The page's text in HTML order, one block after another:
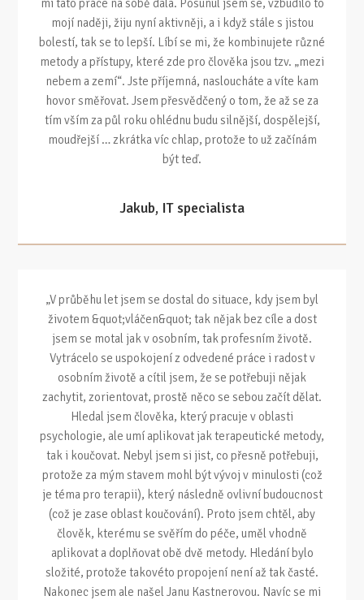
mi tato práce na sobě dala. Posunul jsem se, vzbudilo to
mojí naději, žiju nyní aktivněji, a i když stále s jistou
bolestí, tak se to lepší. Líbí se mi, že kombinujete různé
metody a přístupy, které zde pro člověka jsou tzv. „mezi
nebem a zemí“. Jste příjemná, nasloucháte a víte kam
hovor směřovat. Jsem přesvědčený o tom, že až se za
tím vším za půl roku ohlédnu budu silnější, dospělejší,
moudřejší … zkrátka víc chlap, protože to už začínám
být teď.
Jakub, IT specialista
„V průběhu let jsem se dostal do situace, kdy jsem byl
životem &quot;vláčen&quot; tak nějak bez cíle a dost
jsem se motal jak v osobním, tak profesním životě.
Vytrácelo se uspokojení z odvedené práce i radost v
osobním životě a cítil jsem, že se potřebuji nějak
zachytit, zorientovat, prostě něco se sebou začít dělat.
Hledal jsem člověka, který pracuje v oblasti
psychologie, ale umí aplikovat jak terapeutické metody,
tak i koučovat. Nebyl jsem si jist, co přesně potřebuji,
protože za mým stavem mohl být vývoj v minulosti (což
je téma pro terapii), který následně ovlivní budoucnost
(což je zase oblast koučování). Proto jsem chtěl, aby
člověk, kterému se svěřím do péče, uměl vhodně
aplikovat a doplňovat obě dvě metody. Hledání bylo
složité, protože takovéto propojení není až tak časté.
Nakonec jsem ale našel Janu Kastnerovou. Navíc se mi